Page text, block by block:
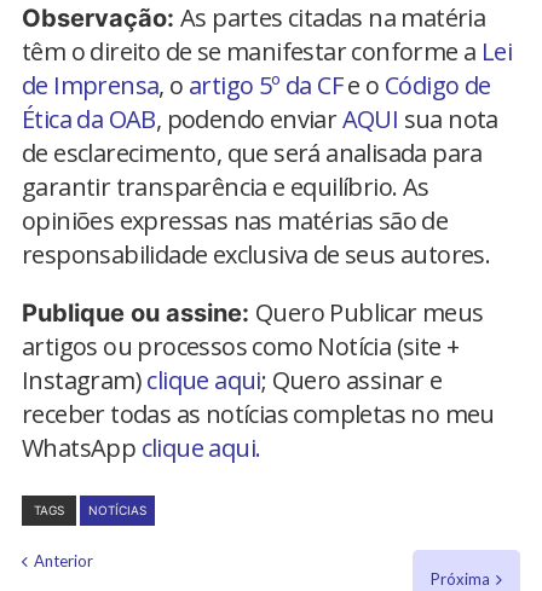
Observação: As partes citadas na matéria
têm o direito de se manifestar conforme a Lei
de Imprensa, o artigo 5º da CFe o Código de
Ética da OAB, podendo enviarAQUI sua nota
de esclarecimento, que será analisada para
garantir transparência e equilíbrio. As
opiniões expressas nas matérias são de
responsabilidade exclusiva de seus autores.
Publique ou assine: Quero Publicar meus
artigos ou processos como Notícia (site +
Instagram)clique aqui; Quero assinar e
receber todas as notícias completas no meu
WhatsApp clique aqui.
TAGS NOTÍCIAS
Anterior
Próxima